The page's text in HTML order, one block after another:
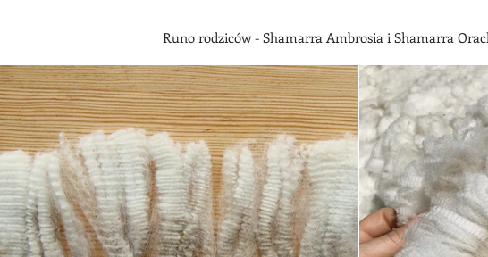
Runo rodziców - Shamarra Ambrosia i Shamarra